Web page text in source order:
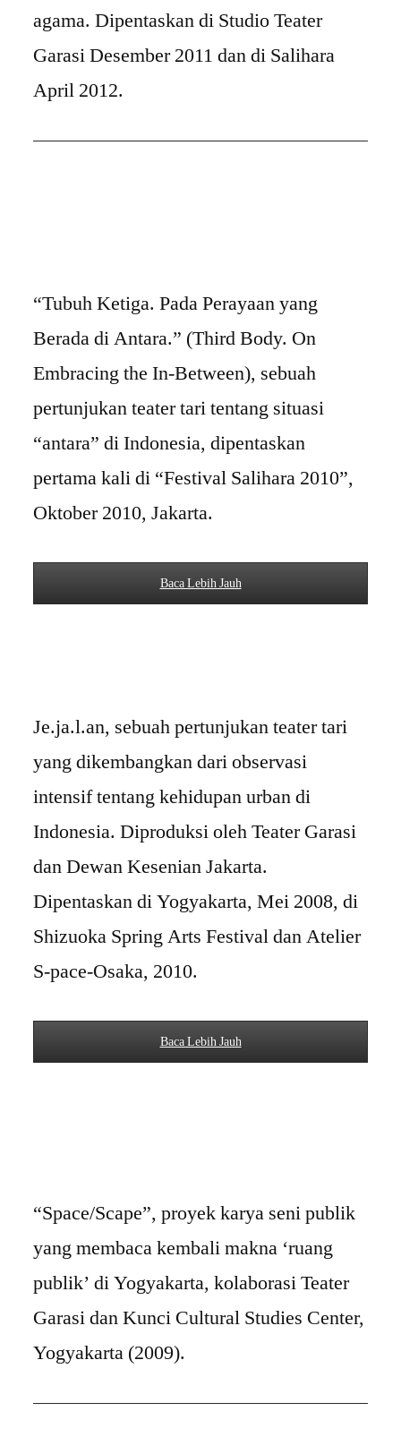
agama. Dipentaskan di Studio Teater
Garasi Desember 2011 dan di Salihara
April 2012.
“Tubuh Ketiga. Pada Perayaan yang
Berada di Antara.” (Third Body. On
Embracing the In-Between), sebuah
pertunjukan teater tari tentang situasi
“antara” di Indonesia, dipentaskan
pertama kali di “Festival Salihara 2010”,
Oktober 2010, Jakarta.
Baca Lebih Jauh
Je.ja.l.an, sebuah pertunjukan teater tari
yang dikembangkan dari observasi
intensif tentang kehidupan urban di
Indonesia. Diproduksi oleh Teater Garasi
dan Dewan Kesenian Jakarta.
Dipentaskan di Yogyakarta, Mei 2008, di
Shizuoka Spring Arts Festival dan Atelier
S-pace-Osaka, 2010.
Baca Lebih Jauh
“Space/Scape”, proyek karya seni publik
yang membaca kembali makna ‘ruang
publik’ di Yogyakarta, kolaborasi Teater
Garasi dan Kunci Cultural Studies Center,
Yogyakarta (2009).